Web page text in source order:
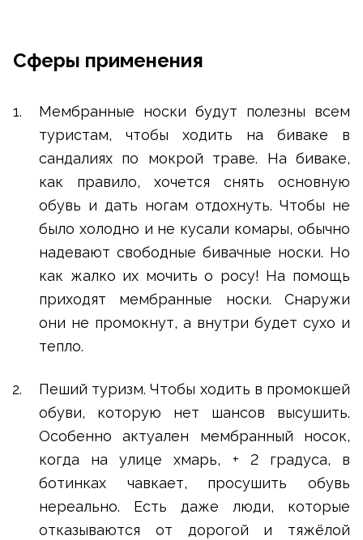
Сферы применения
Мембранные носки будут полезны всем
туристам, чтобы ходить на биваке в
сандалиях по мокрой траве. На биваке,
как правило, хочется снять основную
обувь и дать ногам отдохнуть. Чтобы не
было холодно и не кусали комары, обычно
надевают свободные бивачные носки. Но
как жалко их мочить о росу! На помощь
приходят мембранные носки. Снаружи
они не промокнут, а внутри будет сухо и
тепло.
Пеший туризм. Чтобы ходить в промокшей
обуви, которую нет шансов высушить.
Особенно актуален мембранный носок,
когда на улице хмарь, + 2 градуса, в
ботинках чавкает, просушить обувь
нереально. Есть даже люди, которые
отказываются от дорогой и тяжёлой